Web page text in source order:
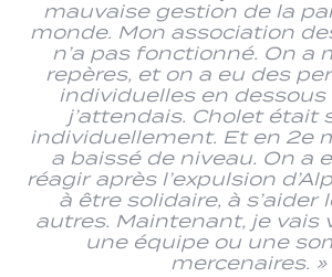
mauvaise gestion de la
monde. Mon association
n’a pas fonctionné. On a
repères, et on a eu des
individuelles en dessous
j’attendais. Cholet était
individuellement. Et en 2e
a baissé de niveau. On a
réagir après l’expulsion
à être solidaire, à s’aider
autres. Maintenant, je vais
une équipe ou une
mercenaires. »